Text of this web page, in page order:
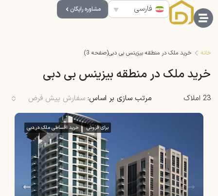
فارسی مشاوره رایگان
خانه خرید ملک در منطقه بیزینس بی دبی(صفحه 3)
خرید ملک در منطقه بیزینس بی دبی
23 املاک مرتب سازی بر اساس: سفارش پیش فرض
برای فروش خرید اقساطی ملک در دبی